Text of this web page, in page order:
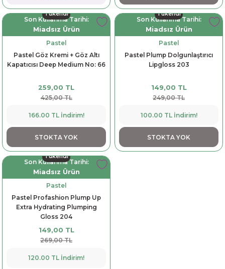
Tükendi
Son Kullanma Tarihi:
Miadsız Ürün
Pastel
Pastel Göz Kremi + Göz Altı
Kapatıcısı Deep Medium No: 66
259,00 TL
425,00 TL
166.00 TL İndirim!
STOKTA YOK
Tükendi
Son Kullanma Tarihi:
Miadsız Ürün
Pastel
Pastel Plump Dolgunlaştırıcı
Lipgloss 203
149,00 TL
249,00 TL
100.00 TL İndirim!
STOKTA YOK
Tükendi
Son Kullanma Tarihi:
Miadsız Ürün
Pastel
Pastel Profashion Plump Up
Extra Hydrating Plumping
Gloss 204
149,00 TL
269,00 TL
120.00 TL İndirim!